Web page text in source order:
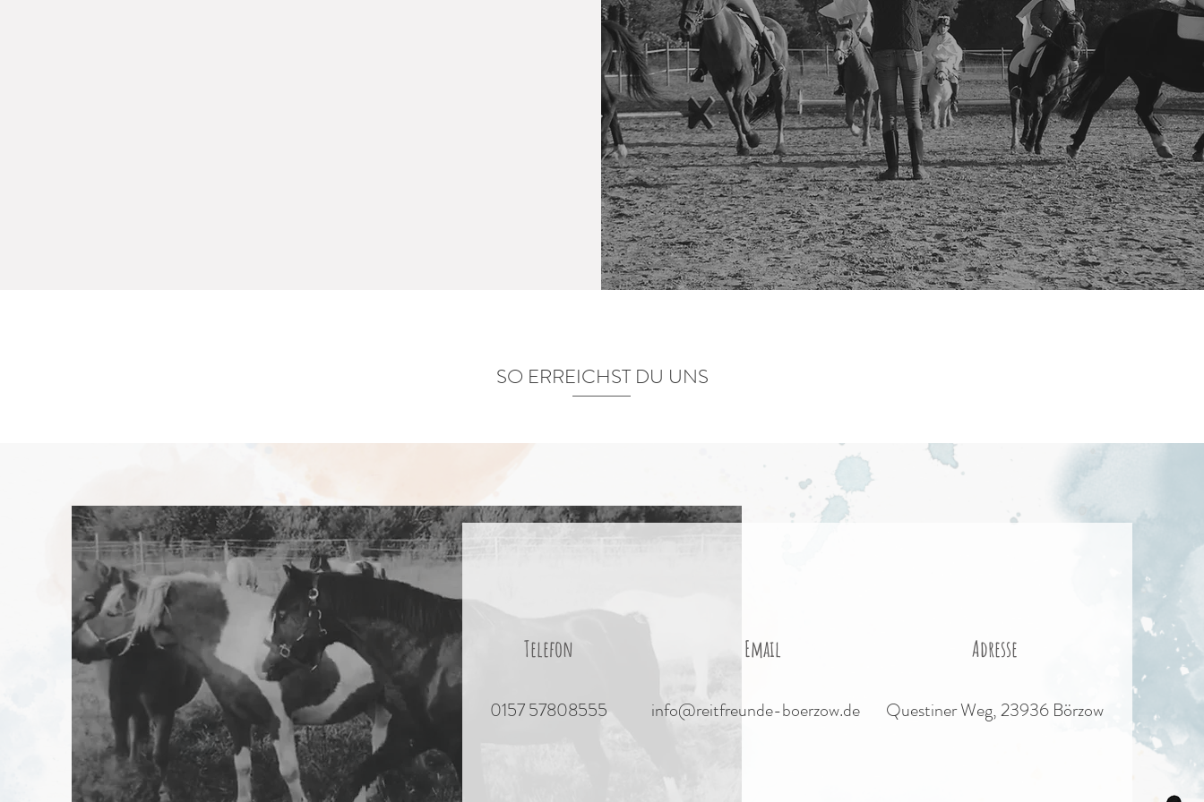
SO ERREICHST DU UNS
Telefon
0157 57808555
Email
info@reitfreunde-boerzow.de
Adresse
Questiner Weg, 23936 Börzow